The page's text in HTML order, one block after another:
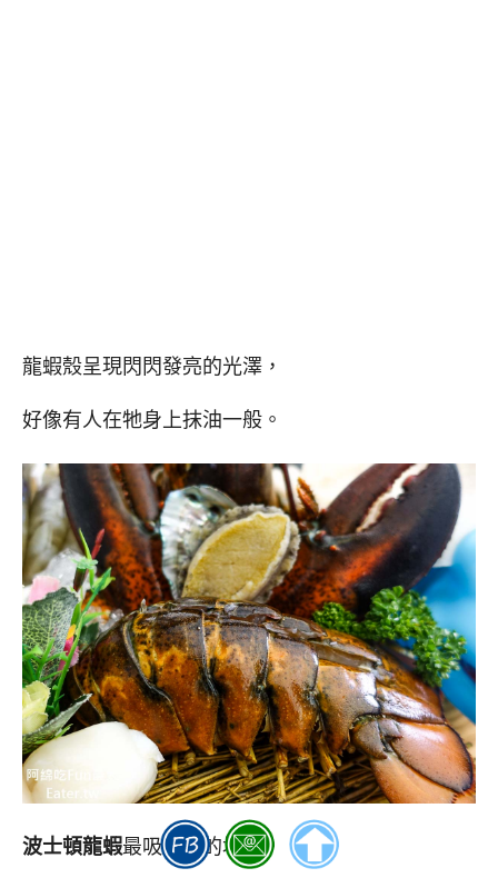
龍蝦殼呈現閃閃發亮的光澤，
好像有人在牠身上抹油一般。
波士頓龍蝦最吸引人的地方，